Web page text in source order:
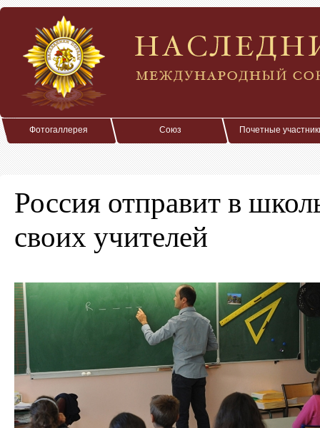
Фотогаллерея Союз Почетные
Россия отправит в
своих учителей